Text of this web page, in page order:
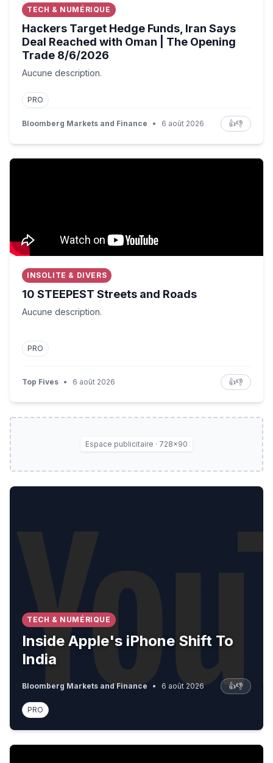
TECH & NUMÉRIQUE
Hackers Target Hedge Funds, Iran Says
Deal Reached with Oman | The Opening
Trade 8/6/2026
Aucune description.
PRO
Bloomberg Markets and Finance • 6 août 2026 👍👎
10 STEEPEST Streets and Roads
INSOLITE & DIVERS
10 STEEPEST Streets and Roads
Aucune description.
PRO
Top Fives • 6 août 2026 👍👎
Espace publicitaire · 728×90
Inside Apple's iPhone Shift To India
TECH & NUMÉRIQUE
Inside Apple's iPhone Shift To
India
Bloomberg Markets and Finance • 6 août 2026 👍👎
PRO
Planet Normal: The wit, wisdom and words of Rod